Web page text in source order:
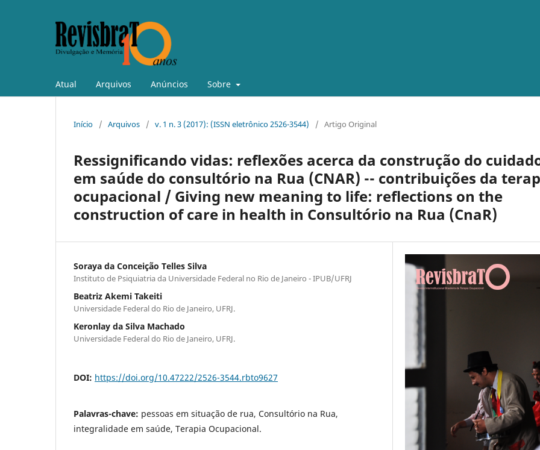
Atual Arquivos Anúncios Sobre
Início / Arquivos / v. 1 n. 3 (2017): (ISSN eletrônico 2526-3544) / Artigo Original
Ressignificando vidas: reflexões acerca da construção do
em saúde do consultório na Rua (CNAR) -- contribuições da
ocupacional / Giving new meaning to life: reflections on the
construction of care in health in Consultório na Rua (CnaR)
Soraya da Conceição Telles Silva
Instituto de Psiquiatria da Universidade Federal no Rio de Janeiro - IPUB/UFRJ
Beatriz Akemi Takeiti
Universidade Federal do Rio de Janeiro, UFRJ.
Keronlay da Silva Machado
Universidade Federal do Rio de Janeiro, UFRJ.
DOI: https://doi.org/10.47222/2526-3544.rbto9627
Palavras-chave: pessoas em situação de rua, Consultório na Rua,
integralidade em saúde, Terapia Ocupacional.